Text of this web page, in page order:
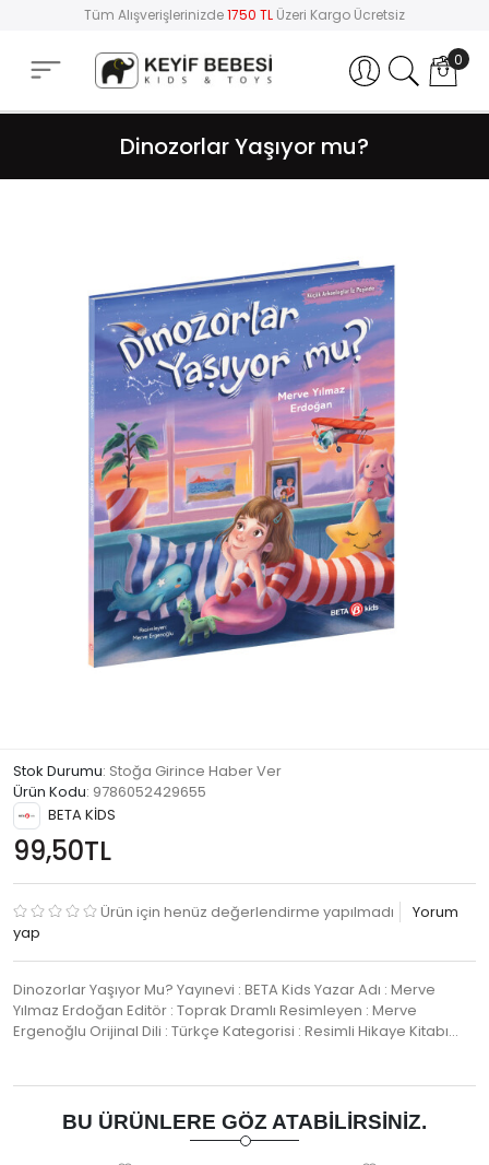
Tüm Alışverişlerinizde1750 TL Üzeri Kargo Ücretsiz
Hesabım 0
Dinozorlar Yaşıyor mu?
Stok Durumu: Stoğa Girince Haber Ver
Ürün Kodu: 9786052429655
BETA KİDS
99,50TL
Ürün için henüz değerlendirme yapılmadı
Yorum
yap
Dinozorlar Yaşıyor Mu? Yayınevi : BETA Kids Yazar Adı : Merve
Yılmaz Erdoğan Editör : Toprak Dramlı Resimleyen : Merve
Ergenoğlu Orijinal Dili : Türkçe Kategorisi : Resimli Hikaye Kitabı…
BU ÜRÜNLERE GÖZ ATABILIRSINIZ.